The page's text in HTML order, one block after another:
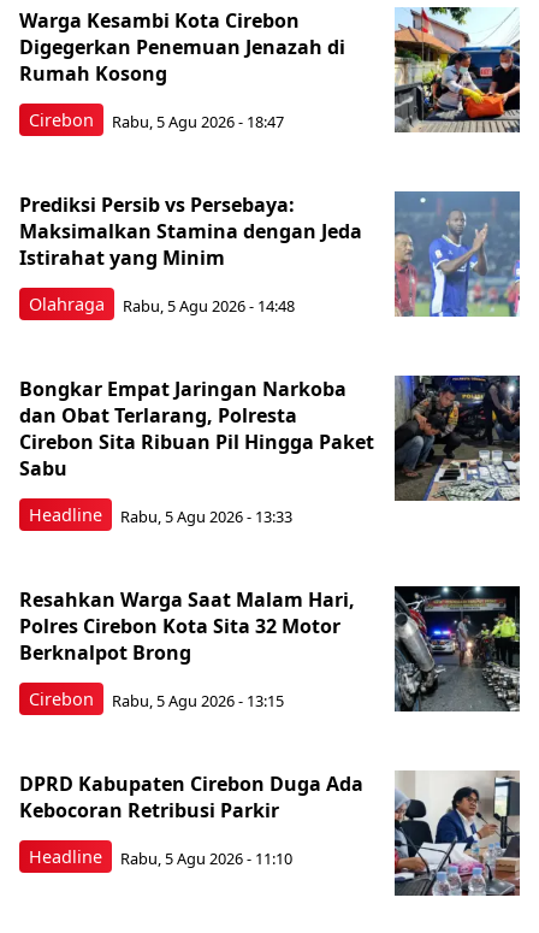
Cirebon
Warga Kesambi Kota Cirebon
Digegerkan Penemuan Jenazah di
Rumah Kosong
Rabu, 5 Agu 2026 - 18:47
Olahraga
Prediksi Persib vs Persebaya:
Maksimalkan Stamina dengan Jeda
Istirahat yang Minim
Rabu, 5 Agu 2026 - 14:48
Headline
Bongkar Empat Jaringan Narkoba
dan Obat Terlarang, Polresta
Cirebon Sita Ribuan Pil Hingga Paket
Sabu
Rabu, 5 Agu 2026 - 13:33
Cirebon
Resahkan Warga Saat Malam Hari,
Polres Cirebon Kota Sita 32 Motor
Berknalpot Brong
Rabu, 5 Agu 2026 - 13:15
Headline
DPRD Kabupaten Cirebon Duga Ada
Kebocoran Retribusi Parkir
Rabu, 5 Agu 2026 - 11:10